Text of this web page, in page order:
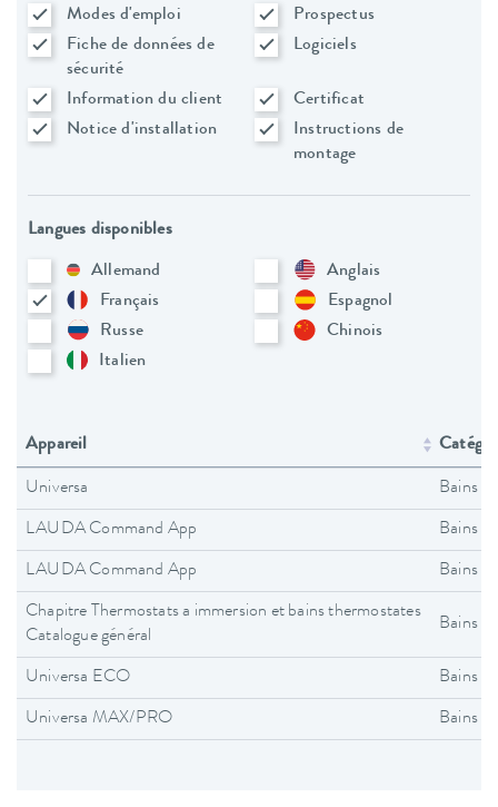
Modes d'emploi
Prospectus
Fiche de données de
sécurité
Logiciels
Information du client
Certificat
Notice d'installation
Instructions de
montage
Langues disponibles
Allemand
Anglais
Français
Espagnol
Russe
Chinois
Italien
Appareil
Universa Bains
LAUDA Command App Bains
LAUDA Command App Bains
Chapitre Thermostats a immersion et bains thermostates
Catalogue général
Bains
Universa ECO Bains
Universa MAX/PRO Bains